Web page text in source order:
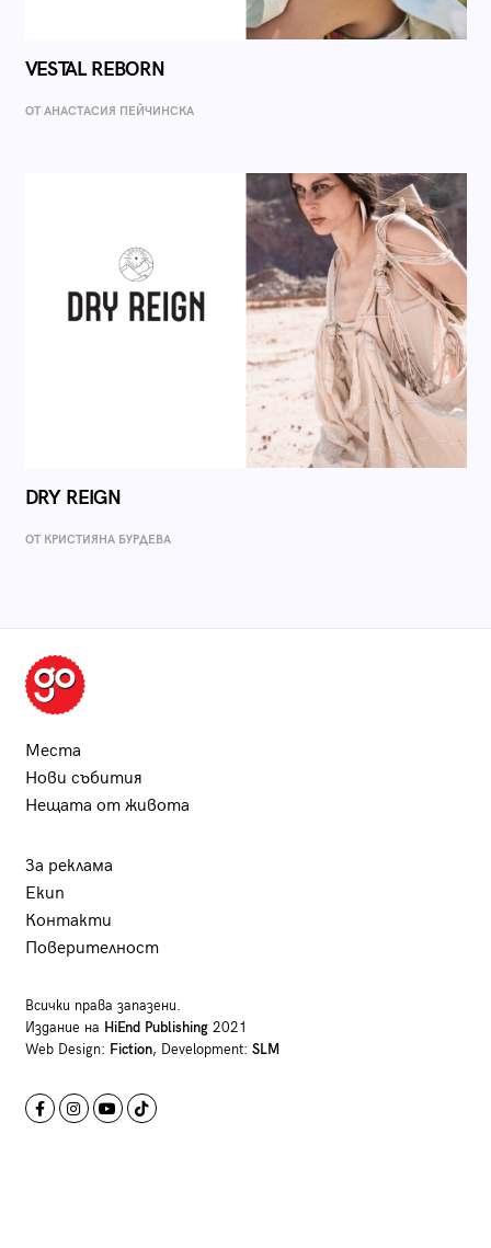
VESTAL REBORN
ОТ AНАСТАСИЯ ПЕЙЧИНСКА
DRY REIGN
ОТ КРИСТИЯНА БУРДЕВА
Места
Нови събития
Нещата от живота
За реклама
Екип
Контакти
Поверителност
Всички права запазени.
Издание на HiEnd Publishing2021
Web Design: Fiction, Development: SLM